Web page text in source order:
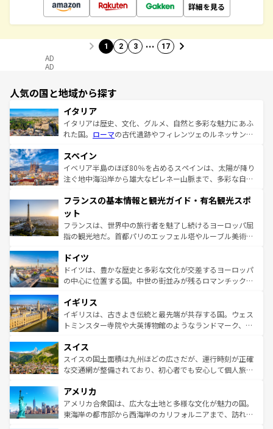
詳細を見る
1 2 3 … 17
AD
AD
人気の国と地域から探す
イタリア
イタリアは歴史、文化、グルメ、自然と多彩な魅力にあふ
れた国。 ローマの古代遺跡やフィレンツェのルネッサンス
ろん、トスカーナの美しい田園風景やアマルフィ海岸の絶
景など、自然景観も見逃せない。観光の合間には、本場の
ピザやパスタなど、絶品のイタリア料理を堪能することも
ませてくれるイタリアで、忘れられない旅をしてみよう！
なお、新着のイタリア情報は
しい。
スペイン
イベリア半島のほぼ80％を占めるスペインは、太陽が降り
注ぐ地中海沿岸から雄大なピレネー山脈まで、多彩な自然
文化が根付くこの国では、情熱的なフラメンコ、熱気あふ
れる闘牛、そして美味しいタパスが生活の一部となってい
る。首都マドリードの洗練された雰囲気や、バルセロナの
アートに溢れた街角から、地方では古代ローマ遺跡や中世
せる。地方によって風土や気候が異なるスペインはその個
性で訪れる人を魅了する。 なお、新着のスペイン情報は コ
ンテンツ一覧を参照してほしい。
フランスの基本情報と観光ガイド・有名観光スポ
ット
フランスは、世界中の旅行者を魅了し続けるヨーロッパ屈
指の観光地だ。首都パリのエッフェル塔やルーブル美術館
で、幅広い魅力が詰まっている。華麗な宮殿、歴史的な大
聖堂、美しいビーチ、そして豊かな自然が、訪れる者を心
から魅了する。また、フランスは美食の国としても知ら
いる。シャンパンの発祥地であるランス、プロヴァンスの
香り高いラベンダー畑など、多彩な楽しみ方が可能だ。さ
らに、パリ以外の地域にも魅力が溢れており、どの街角に
れる地方に足を運ぶとそれぞれで全く異なる文化を体験で
きるだろう。 なお、新着のフランス情報はコンテンツ一覧
を参照してほしい。
ドイツ
ドイツは、豊かな歴史と多彩な文化が交差するヨーロッパ
の中心に位置する国。中世の街並みが残るロマンチック街
顔を持つこの国は、どこを歩いても飽きることがない。ベ
ルリンの文化的活気、バイエルン州のアルプスの絶景、そ
してライン川沿いのワイン畑といった風景は必見。ビール
は、お酒好きな人にはぜひ体験してほしい。 なお、新着の
ドイツ情報はコンテンツ一覧を参照してほしい。
イギリス
イギリスは、古きよき伝統と最先端が共存する国。ウェス
トミンスター寺院や大英博物館のようなランドマーク、歴
リアごとに異なる魅力がある。また、優雅なアフタヌーン
ティー、ビール好きにはたまらない英国パブ、サッカー観
戦など、本場だからこそできる体験も豊富。イギリスを旅
ンツ一覧を参照してほしい。
スイス
スイスの国土面積は九州ほどの広さだが、運行時刻が正確
な交通網が整備されており、初心者でも安心して個人旅行
の建物がそのまま残る町や、スイスならではのユニークな
博物館もあり、アルプス観光だけでなく町歩きも満喫する
ことができる。国民の所得が高いため物価も高いが、旅行
アメリカ
アメリカ合衆国は、広大な土地と多様な文化が魅力の国。
東海岸の都市部から西海岸のカリフォルニアまで、訪れる